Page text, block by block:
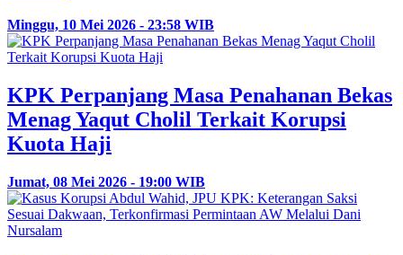
Minggu, 10 Mei 2026 - 23:58 WIB
KPK Perpanjang Masa Penahanan Bekas
Menag Yaqut Cholil Terkait Korupsi
Kuota Haji
Jumat, 08 Mei 2026 - 19:00 WIB